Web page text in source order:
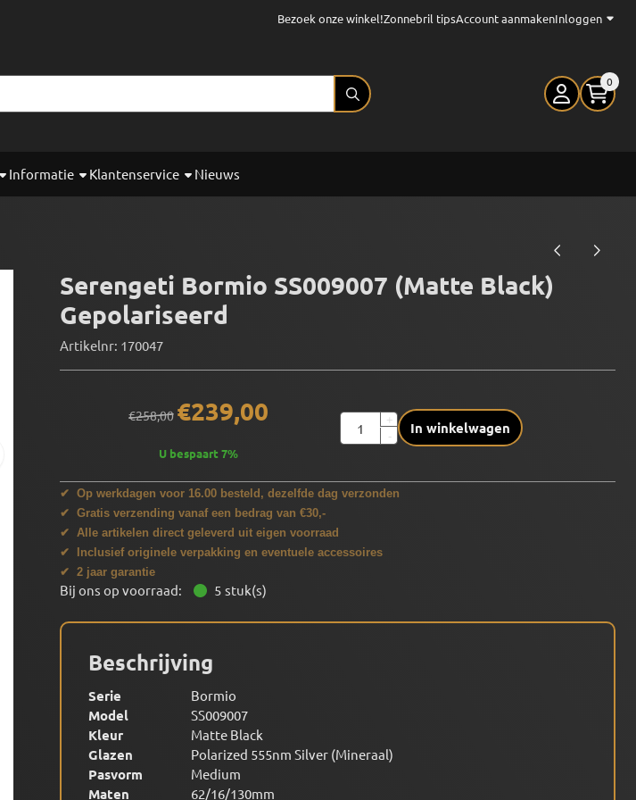
Bezoek onze winkel!Zonnebril tipsAccount aanmakenInloggen
0
Informatie Klantenservice Nieuws
Serengeti Bormio SS009007 (Matte Black)
Gepolariseerd
Artikelnr: 170047
€258,00 €239,00
U bespaart7%
Aantal
+
-
In winkelwagen
✔ Op werkdagen voor 16.00 besteld, dezelfde dag verzonden
✔ Gratis verzending vanaf een bedrag van €30,-
✔ Alle artikelen direct geleverd uit eigen voorraad
✔ Inclusief originele verpakking en eventuele accessoires
✔ 2 jaar garantie
Bij ons op voorraad: 5 stuk(s)
Beschrijving
Serie Bormio
Model SS009007
Kleur Matte Black
Glazen Polarized 555nm Silver (Mineraal)
Pasvorm Medium
Maten 62/16/130mm